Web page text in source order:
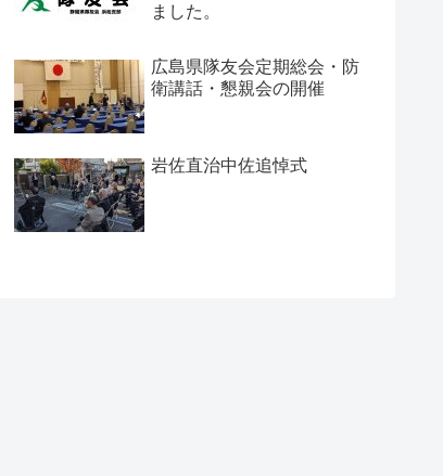
ました。
広島県隊友会定期総会・防
衛講話・懇親会の開催
岩佐直治中佐追悼式